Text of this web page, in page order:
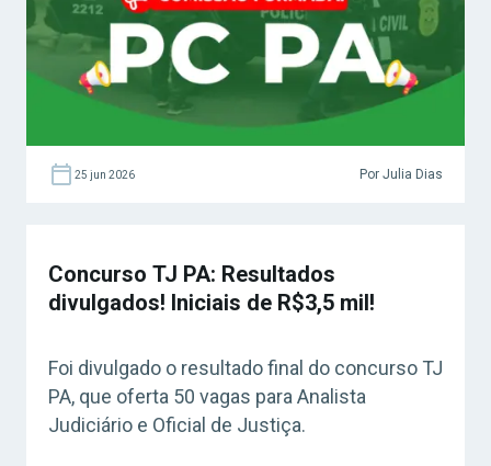
25 jun 2026 Por Julia Dias
Concurso TJ PA: Resultados
divulgados! Iniciais de R$3,5 mil!
Foi divulgado o resultado final do concurso TJ
PA, que oferta 50 vagas para Analista
Judiciário e Oficial de Justiça.